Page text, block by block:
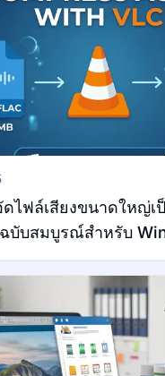
ไฟล์เสียงขนาดใหญ่เ
บับสมบูรณ์สำหรับ